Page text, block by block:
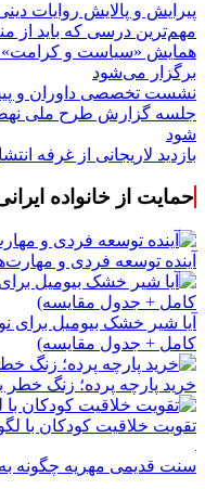
پیرایش و پالایش روایات
مهم‌ترین درسی که باید
همایش «سیاست و کرامت»
برگزار می‌شود
نشست تخصصی داوران و
جلسه گزارش طرح ملی
شود
بازدید لاریجانی از غرفه
حمایت از خانواده
آینده توسعه فردی و
آیا شیر خشک بیومیل برای
کامل + جدول مقایسه)
خرید پارچه پرده؛ زنگ
تقویت خلاقیت کودکان با
سنت قدیمی مهریه چگونه